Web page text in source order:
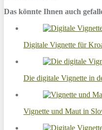
Das könnte Ihnen auch
Digitale Vignette für
Die digitale Vignette in
Vignette und Maut in